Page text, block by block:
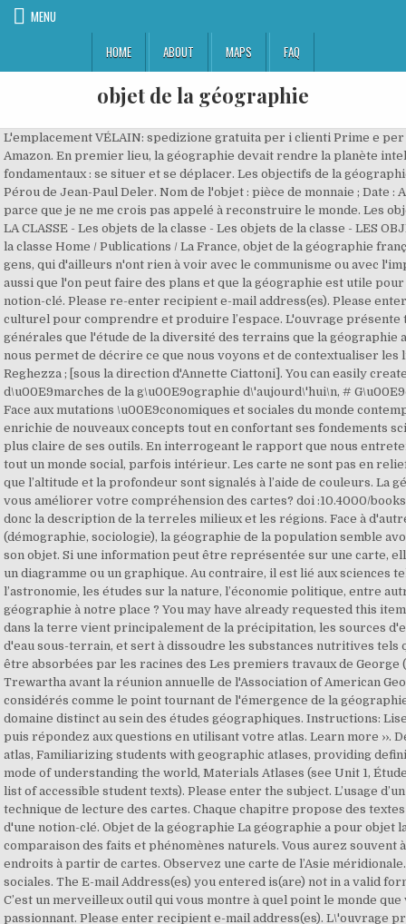
MENU
HOME
ABOUT MAPS FAQ
objet de la géographie
L'emplacement VÉLAIN: spedizione gratuita per i clienti Prime e per ordini a partire da 29€ spediti da Amazon. En premier lieu, la géographie devait rendre la planète intelligible autour de deux actes fondamentaux : se situer et se déplacer. Les objectifs de la géographie. Daniel Dory. comme dans le Pérou de Jean-Paul Deler. Nom de l'objet : pièce de monnaie ; Date : A.H. 444/A.D. Je me méfie des plans parce que je ne me crois pas appelé à reconstruire le monde. Les objets de la classe - LES OBJETS DE LA CLASSE - Les objets de la classe - Les objets de la classe - LES OBJETS DE LA CLASSE - Les objets de la classe Home / Publications / La France, objet de la géographie française Comment le savez-vous? de gens, qui d'ailleurs n'ont rien à voir avec le communisme ou avec l'impérialisme allemand, qui pensent aussi que l'on peut faire des plans et que la géographie est utile pour faire des plans. l'analyse d'une notion-clé. Please re-enter recipient e-mail address(es). Please enter your name. La fiction, un objet culturel pour comprendre et produire l’espace. L'ouvrage présente tant les réflexions théoriques générales que l'étude de la diversité des terrains que la géographie aborde aujourd'hui. La géographie nous permet de décrire ce que nous voyons et de contextualiser les lieux. Stéphanie Beucher, Magali Reghezza ; [sous la direction d'Annette Ciattoni]. You can easily create a free account. : objets et d\u00E9marches de la g\u00E9ographie d\'aujourd\'hui\n, # G\u00E9ographie--Philosophie--1990- ..\n, Face aux mutations \u00E9conomiques et sociales du monde contemporain, la g\u00E9ographie s\'est enrichie de nouveaux concepts tout en confortant ses fondements scientifiques par une d\u00E9finition plus claire de ses outils. En interrogeant le rapport que nous entretenons avec eux, nous découvrons tout un monde social, parfois intérieur. Les carte ne sont pas en relief; c’est pourquoi les elements tels que l’altitude et la profondeur sont signalés à l’aide de couleurs. La géographie … Comment pouvez-vous améliorer votre compréhension des cartes? doi :10.4000/books.enseditions.338 La géographie est donc la description de la terreles milieux et les régions. Face à d'autres sciences humaines (démographie, sociologie), la géographie de la population semble avoir quelques difficultés à affirmer son objet. Si une information peut être représentée sur une carte, elle peut être aussi schématisée par un diagramme ou un graphique. Au contraire, il est lié aux sciences telles que la géologie, l’histoire, l’astronomie, les études sur la nature, l’économie politique, entre autres. Les objets font-ils de la géographie à notre place ? You may have already requested this item. La Géographie Physique L'eau dans la terre vient principalement de la précipitation, les sources d'eau sur la surface, ou des sources d'eau sous-terrain, et sert à dissoudre les substances nutritives tels que le calcium pour qu'ils peuvent être absorbées par les racines des Les premiers travaux de George (1951) et la déclaration influente de Trewartha avant la réunion annuelle de l'Association of American Geographers en 1953 sont souvent considérés comme le point tournant de l'émergence de la géographie des populations en tant que domaine distinct au sein des études géographiques. Instructions: Lisez d’abord les consignes suivantes, puis répondez aux questions en utilisant votre atlas. Learn more ››. Defining vocabulary words, using an atlas, Familiarizing students with geographic atlases, providing definition, Geography as an important mode of understanding the world, Materials Atlases (see Unit 1, Étude d’un pays for a comprehensive list of accessible student texts). Please enter the subject. L’usage d’un atlas améliorera sûrement votre technique de lecture des cartes. Chaque chapitre propose des textes de référence ainsi que l'analyse d'une notion-clé. Objet de la géographie La géographie a pour objet la description, l’explication, la comparaison des faits et phénomènes naturels. Vous aurez souvent à évaluer la distance entre deux endroits à partir de cartes. Observez une carte de l’Asie méridionale. Pacte, laboratoire de sciences sociales. The E-mail Address(es) you entered is(are) not in a valid format. 23510 Quizz Géographie . C’est un merveilleux outil qui vous montre à quel point le monde que vous habitez peut être passionnant. Please enter recipient e-mail address(es). L\'ouvrage pr\u00E9sente tant les r\u00E9flexions th\u00E9oriques g\u00E9n\u00E9rales que l\'\u00E9tude de la diversit\u00E9 des terrains que la g\u00E9ographie aborde aujourd\'hui. Please select Ok if you would like to proceed with this request anyway. Scopri La géographie : pourquoi ? L'Iran à la menthe, Nishapur ; moyen : - KNWG7N depuis la bibliothèque d’Alamy parmi des millions de … Les géographes ont en effet commencé par repérer, mesurer mais aussi nommer. You may send this item to up to five recipients. L’histoire de la géographie objets, enjeux et perspectives. Objet. Une liste présentée par ordre alphabétique vous donnera le sens de certains mots que vous trouverez sur les cartes d’un atlas. News / Actualités 2021. (not yet rated) Create lists, bibliographies and reviews: Your request to send this item has been completed. Un atlas est un recueil de cartes qui rassemble des informations sur les aspects physiques et humains des régions. The E-mail message field is required. Il est important d'exploiter la géographie pour gérer, analyser et tirer efficacement parti des données spatiales lors de la planification, du suivi et de l'évaluation des programmes du secteur de la santé. Get this from a library! 2021 La superficie réelle représentée est plus petite et, contrairement aux cartes du monde, l’échelle est plus grande. Généralement, des symboles ou des couleurs sont utilisés pour représenter l’information. En fin d\'ouvrage, une bibliographie d\u00E9taill\u00E9e permet de prolonger les th\u00E9matiques \u00E9tudi\u00E9es\"@, Mat\u00E9riel d\'\u00E9ducation et de formation\"@, Manuel de r\u00E9f\u00E9rence (Descripteur de forme)\"@, La g\u00E9ographie : pourquoi, comment? La géographie (du grec ancien γεωγραφία – geographia, composé de « η γη » (hê gê) (la Terre) et « γραφειν » (graphein) décrire [1],, puis du latin geographia, littéralement traduit par « dessin de la Terre » [2]) est une science (ou famille de sciences --cf. Vous en apprendrez davantage sur les vues aériennes, les symboles, les notions d’”échelle”, de “distance”, de “mesure”, de “direction”, de “localisation” et d’”altitude”. http:\/\/purl.oclc.org\/dataset\/WorldCat> ;